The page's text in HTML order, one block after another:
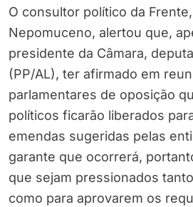
O consultor político da
Nepomuceno, alertou que,
presidente da Câmara,
(PP/AL), ter afirmado em
parlamentares de oposição
políticos ficarão liberados
emendas sugeridas pelas
garante que ocorrerá,
que sejam pressionados
como para aprovarem os